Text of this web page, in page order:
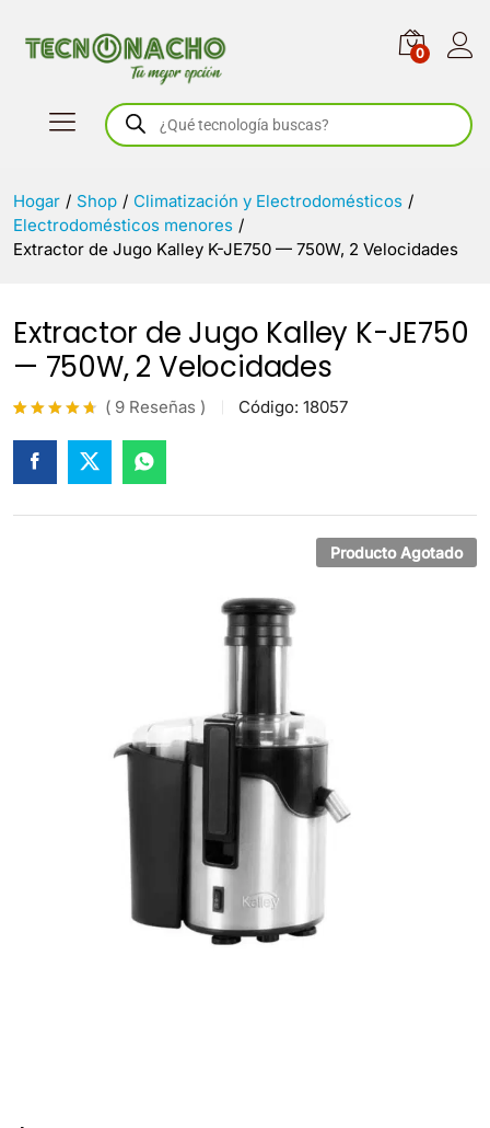
0
Búsqueda
de
productos
Hogar / Shop / Climatización y Electrodomésticos /
Electrodomésticos menores /
Extractor de Jugo Kalley K-JE750 — 750W, 2 Velocidades
Extractor de Jugo Kalley K-JE750
— 750W, 2 Velocidades
con
de 5 en
base a
es de
( 9 Reseñas ) Código: 18057
Producto Agotado